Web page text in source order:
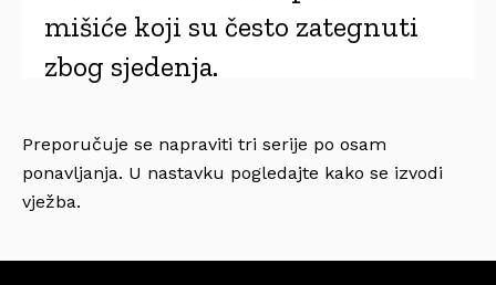
mišiće koji su često zategnuti
zbog sjedenja.
Preporučuje se napraviti tri serije po osam
ponavljanja. U nastavku pogledajte kako se izvodi
vježba.